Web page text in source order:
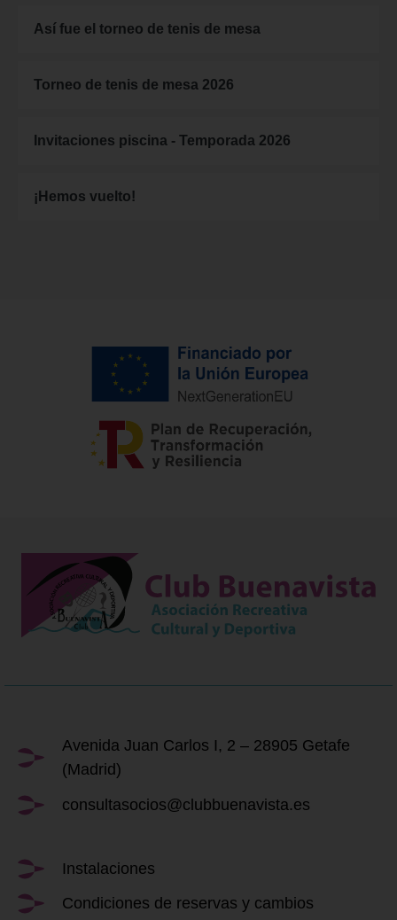
Así fue el torneo de tenis de mesa
Torneo de tenis de mesa 2026
Invitaciones piscina - Temporada 2026
¡Hemos vuelto!
Avenida Juan Carlos I, 2 – 28905 Getafe
(Madrid)
consultasocios@clubbuenavista.es
Instalaciones
Condiciones de reservas y cambios